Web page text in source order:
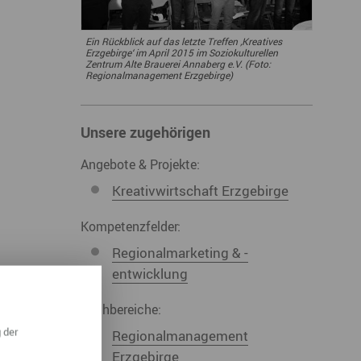
Winterspiele 2026
& Landschaft
Erzgebirge
Ein Rückblick auf das letzte Treffen ‚Kreatives
Erzgebirge‘ im April 2015 im Soziokulturellen
Zentrum Alte Brauerei Annaberg e.V. (Foto:
Regionalmanagement Erzgebirge)
Unsere zugehörigen
Angebote & Projekte:
Kreativwirtschaft Erzgebirge
Kompetenzfelder:
Regionalmarketing & -
entwicklung
Fachbereiche:
Regionalmanagement
Erzgebirge
der